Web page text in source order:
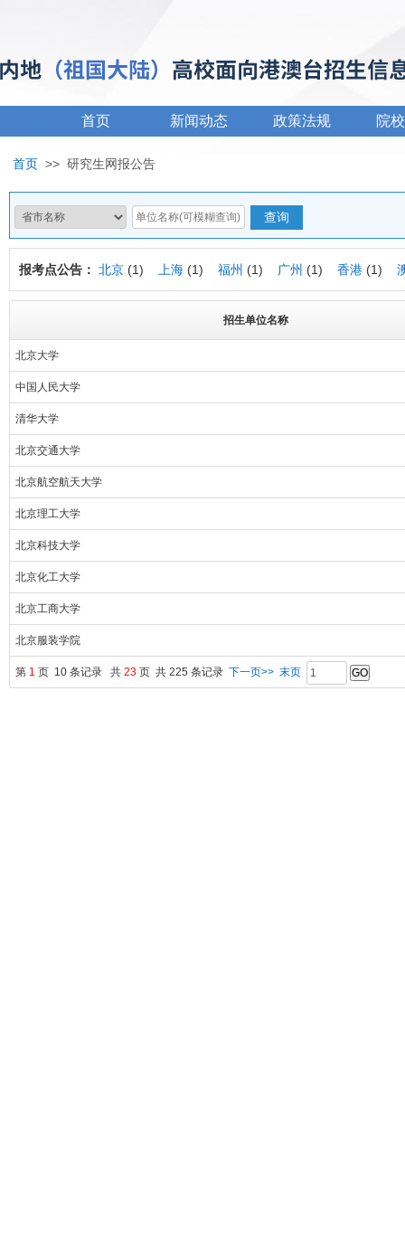
首页 新闻动态 政策法规 院
首页 >> 研究生网报公告
报考点公告： 北京 (1) 上海 (1) 福州 (1) 广州 (1) 香港 (1)
招生单位名称
北京大学
中国人民大学
清华大学
北京交通大学
北京航空航天大学
北京理工大学
北京科技大学
北京化工大学
北京工商大学
北京服装学院
第 1 页 10 条记录 共 23 页 共 225 条记录 下一页>> 末页